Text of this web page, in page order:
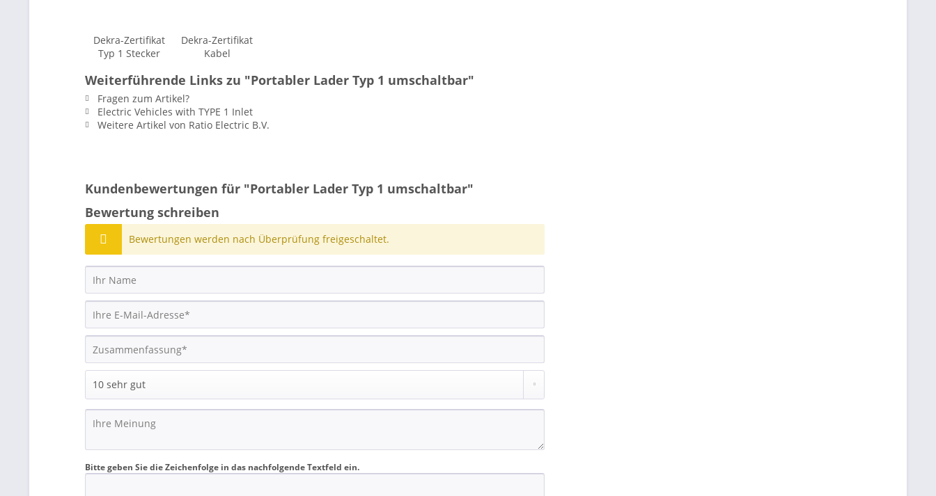
Dekra-Zertifikat
Typ 1 Stecker
Dekra-Zertifikat
Kabel
Weiterführende Links zu "Portabler Lader Typ 1 umschaltbar"
Fragen zum Artikel?
Electric Vehicles with TYPE 1 Inlet
Weitere Artikel von Ratio Electric B.V.
Kundenbewertungen für "Portabler Lader Typ 1 umschaltbar"
Bewertung schreiben
Bewertungen werden nach Überprüfung freigeschaltet.
Bitte geben Sie die Zeichenfolge in das nachfolgende Textfeld ein.